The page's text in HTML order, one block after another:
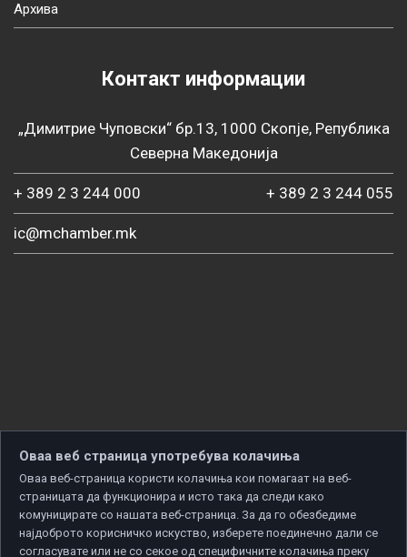
Архива
Контакт информации
„Димитрие Чуповски“ бр.13, 1000 Скопје, Република
Северна Македонија
+ 389 2 3 244 000 + 389 2 3 244 055
ic@mchamber.mk
Оваа веб страница употребува колачиња
Оваа веб-страница користи колачиња кои помагаат на веб-
страницата да функционира и исто така да следи како
комуницирате со нашата веб-страница. За да го обезбедиме
најдоброто корисничко искуство, изберете поединечно дали се
согласувате или не со секое од специфичните колачиња преку